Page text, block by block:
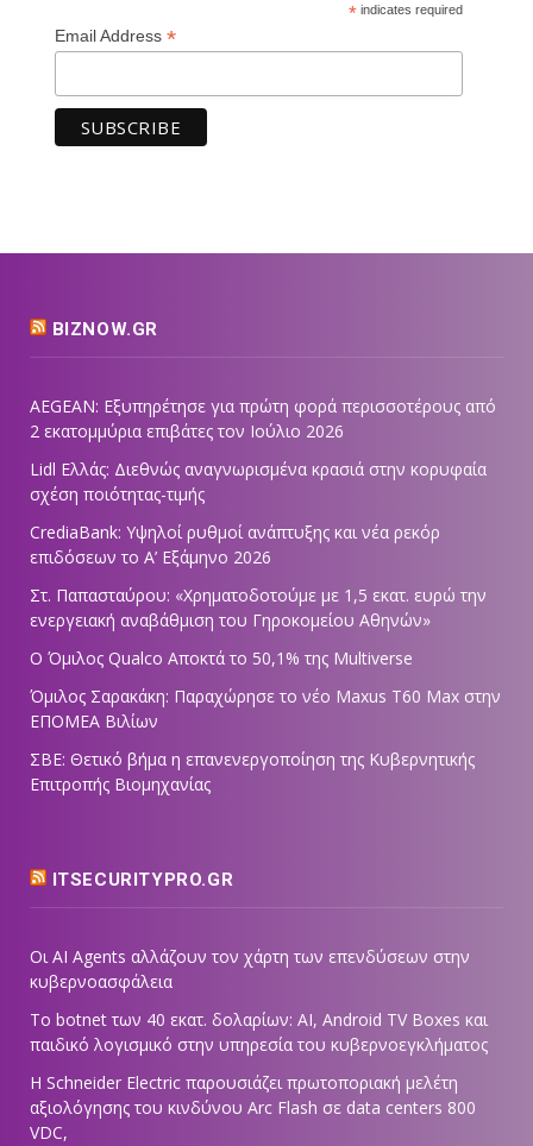
*indicates required
Email Address *
BIZNOW.GR
AEGEAN: Εξυπηρέτησε για πρώτη φορά περισσοτέρους από
2 εκατομμύρια επιβάτες τον Ιούλιο 2026
Lidl Ελλάς: Διεθνώς αναγνωρισμένα κρασιά στην κορυφαία
σχέση ποιότητας-τιμής
CrediaBank: Υψηλοί ρυθμοί ανάπτυξης και νέα ρεκόρ
επιδόσεων το Α’ Εξάμηνο 2026
Στ. Παπασταύρου: «Χρηματοδοτούμε με 1,5 εκατ. ευρώ την
ενεργειακή αναβάθμιση του Γηροκομείου Αθηνών»
Ο Όμιλος Qualco Αποκτά το 50,1% της Multiverse
Όμιλος Σαρακάκη: Παραχώρησε το νέο Maxus T60 Max στην
ΕΠΟΜΕΑ Βιλίων
ΣΒΕ: Θετικό βήμα η επανενεργοποίηση της Κυβερνητικής
Επιτροπής Βιομηχανίας
ITSECURITYPRO.GR
Οι AI Agents αλλάζουν τον χάρτη των επενδύσεων στην
κυβερνοασφάλεια
Το botnet των 40 εκατ. δολαρίων: AI, Android TV Boxes και
παιδικό λογισμικό στην υπηρεσία του κυβερνοεγκλήματος
Η Schneider Electric παρουσιάζει πρωτοποριακή μελέτη
αξιολόγησης του κινδύνου Arc Flash σε data centers 800
VDC,